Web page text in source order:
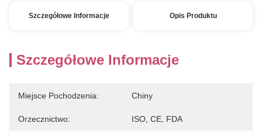
Szczegółowe Informacje Opis Produktu
Szczegółowe Informacje
Miejsce Pochodzenia: Chiny
Orzecznictwo: ISO, CE, FDA